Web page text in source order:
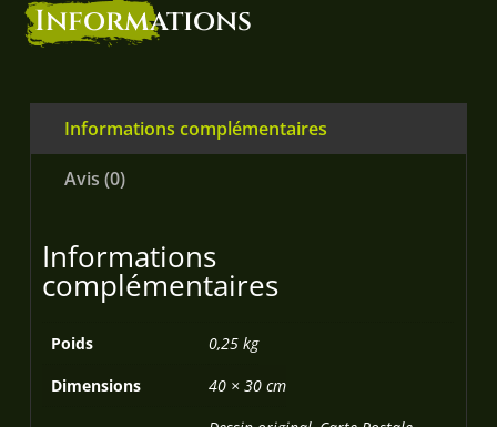
Informations
Informations complémentaires
Avis (0)
Informations
complémentaires
Poids
0,25 kg
Dimensions
40 × 30 cm